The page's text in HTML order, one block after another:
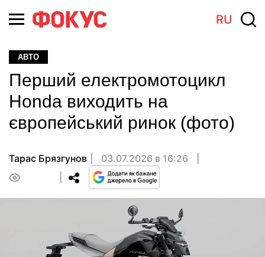
RU
АВТО
Перший електромотоцикл
Honda виходить на
європейський ринок (фото)
Тарас Брязгунов
03.07.2026 в 16:26